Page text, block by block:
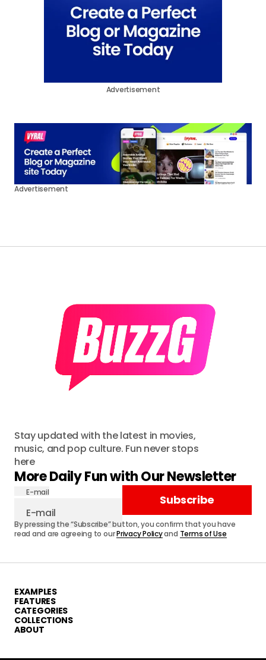
Advertisement
Advertisement
Stay updated with the latest in movies,
music, and pop culture. Fun never stops
here
More Daily Fun with Our Newsletter
E-mail
Subscribe
By pressing the “Subscribe” button, you confirm that you have
read and are agreeing to ourPrivacy Policyand Terms of Use
EXAMPLES
FEATURES
CATEGORIES
COLLECTIONS
ABOUT